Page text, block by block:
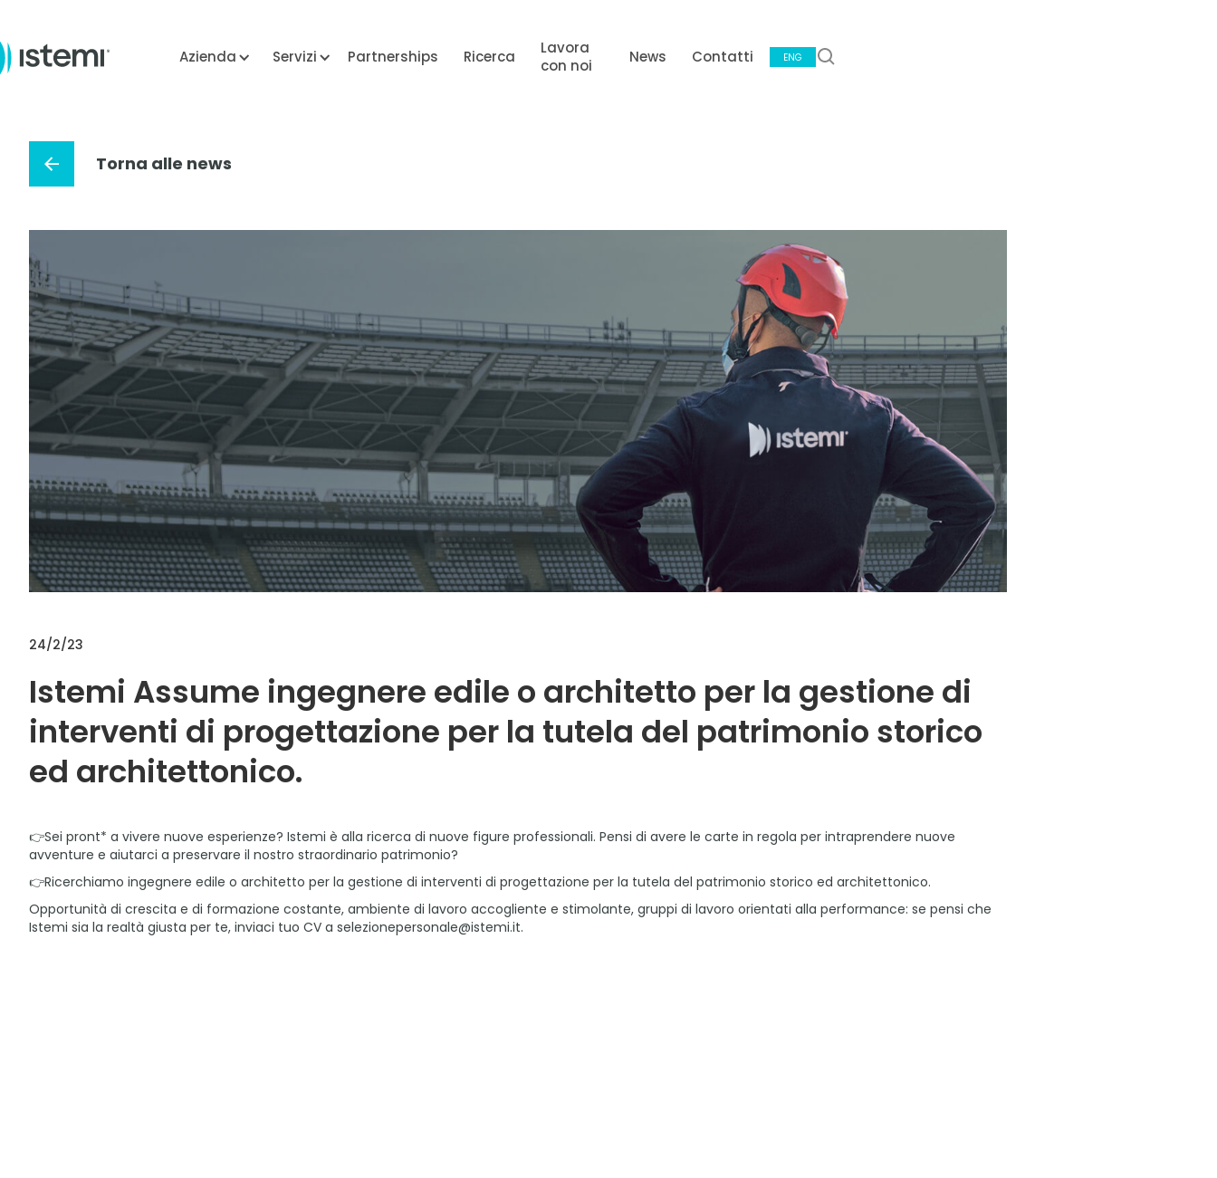
Azienda Servizi Partnerships Ricerca
Lavora
con noi
News Contatti ENG
Torna alle news
24/2/23
Istemi Assume ingegnere edile o architetto per la gestione di
interventi di progettazione per la tutela del patrimonio storico
ed architettonico.
👉Sei pront* a vivere nuove esperienze? Istemi è alla ricerca di nuove figure professionali. Pensi di avere le carte in regola per intraprendere nuove
avventure e aiutarci a preservare il nostro straordinario patrimonio?
👉Ricerchiamo ingegnere edile o architetto per la gestione di interventi di progettazione per la tutela del patrimonio storico ed architettonico.
Opportunità di crescita e di formazione costante, ambiente di lavoro accogliente e stimolante, gruppi di lavoro orientati alla performance: se pensi che
Istemi sia la realtà giusta per te, inviaci tuo CV a selezionepersonale@istemi.it.